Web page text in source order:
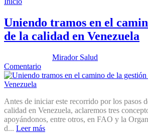
Uniendo tramos en el
de la calidad en Venezuela
Mirador Salud
Comentario
Antes de iniciar este recorrido por los pasos
calidad en Venezuela, aclaremos tres
apoyándonos, entre otros, en FAO y la
d... Leer más